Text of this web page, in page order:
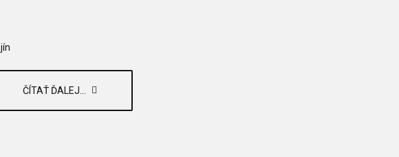
ČÍTAŤ ĎALEJ...